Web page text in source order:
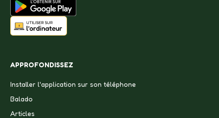
APPROFONDISSEZ
Installer l'application sur son téléphone
Balado
Articles